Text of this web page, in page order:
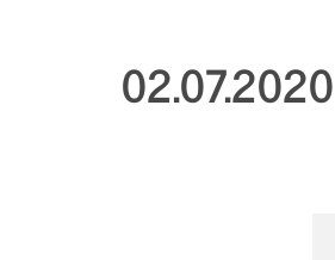
02.07.2020